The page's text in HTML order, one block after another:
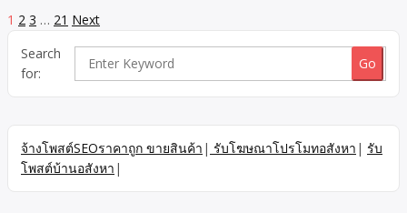
King of Umbrella Magic รับงานโชว์มายากลทั่วประเทศ, รับงาน
โชว์มายากล Bird Leehun, รับงานโชว์มายากลระดับมืออาชีพ,
Bird Leehun is Thailand’s King of Umbrella Magic Branded
Magic Show สำหรับองค์กรและแบรนด์สินค้า professional magic
1 2 3 … 21 Next
Search
for:
จ้างโพสต์SEOราคาถูก ขายสินค้า | รับโฆษณาโปรโมทอสังหา | รับ
โพสต์บ้านอสังหา |